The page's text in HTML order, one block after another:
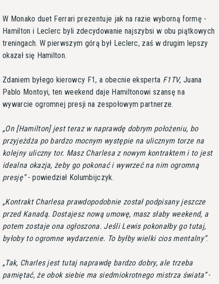
W Monako duet Ferrari prezentuje jak na razie wyborną formę -
Hamilton i Leclerc byli zdecydowanie najszybsi w obu piątkowych
treningach. W pierwszym górą był Leclerc, zaś w drugim lepszy
okazał się Hamilton.
Zdaniem byłego kierowcy F1, a obecnie eksperta F1TV, Juana
Pablo Montoyi, ten weekend daje Hamiltonowi szansę na
wywarcie ogromnej presji na zespołowym partnerze.
On [Hamilton] jest teraz w naprawdę dobrym położeniu, bo
przyjeżdża po bardzo mocnym występie na ulicznym torze na
kolejny uliczny tor. Masz Charlesa z nowym kontraktem i to jest
idealna okazja, żeby go pokonać i wywrzeć na nim ogromną
presję - powiedział Kolumbijczyk.
Kontrakt Charlesa prawdopodobnie został podpisany jeszcze
przed Kanadą. Dostajesz nową umowę, masz słaby weekend, a
potem zostaje ona ogłoszona. Jeśli Lewis pokonałby go tutaj,
byłoby to ogromne wydarzenie. To byłby wielki cios mentalny .
Tak, Charles jest tutaj naprawdę bardzo dobry, ale trzeba
pamiętać, że obok siebie ma siedmiokrotnego mistrza świata -